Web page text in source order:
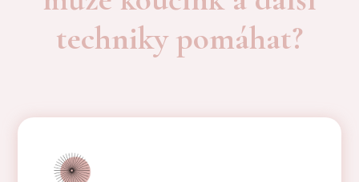
techniky pomáhat?